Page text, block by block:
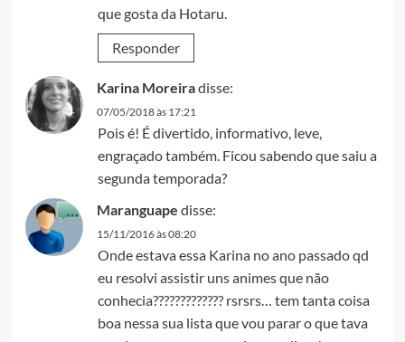
que gosta da Hotaru.
Responder
Karina Moreiradisse:
07/05/2018 às 17:21
Pois é! É divertido, informativo, leve,
engraçado também. Ficou sabendo que saiu a
segunda temporada?
Maranguape disse:
15/11/2016 às 08:20
Onde estava essa Karina no ano passado qd
eu resolvi assistir uns animes que não
conhecia????????????? rsrsrs… tem tanta coisa
boa nessa sua lista que vou parar o que tava